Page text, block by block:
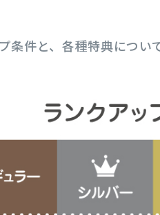
条件と、各種特典につい